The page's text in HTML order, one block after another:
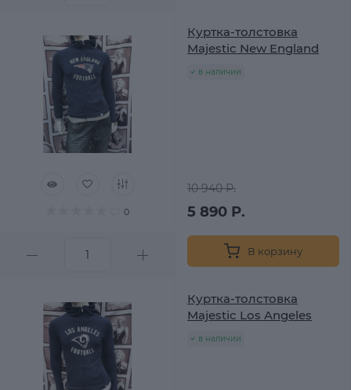
0
Куртка-толстовка
Majestic New England
в наличии
10 940 Р.
5 890 Р.
В корзину
Куртка-толстовка
Majestic Los Angeles
в наличии